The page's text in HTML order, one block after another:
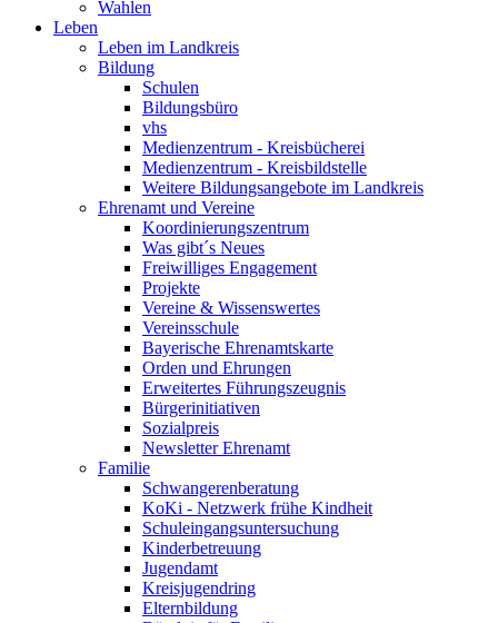
Wahlen
Leben
Leben im Landkreis
Bildung
Schulen
Bildungsbüro
vhs
Medienzentrum - Kreisbücherei
Medienzentrum - Kreisbildstelle
Weitere Bildungsangebote im Landkreis
Ehrenamt und Vereine
Koordinierungszentrum
Was gibt´s Neues
Freiwilliges Engagement
Projekte
Vereine & Wissenswertes
Vereinsschule
Bayerische Ehrenamtskarte
Orden und Ehrungen
Erweitertes Führungszeugnis
Bürgerinitiativen
Sozialpreis
Newsletter Ehrenamt
Familie
Schwangerenberatung
KoKi - Netzwerk frühe Kindheit
Schuleingangsuntersuchung
Kinderbetreuung
Jugendamt
Kreisjugendring
Elternbildung